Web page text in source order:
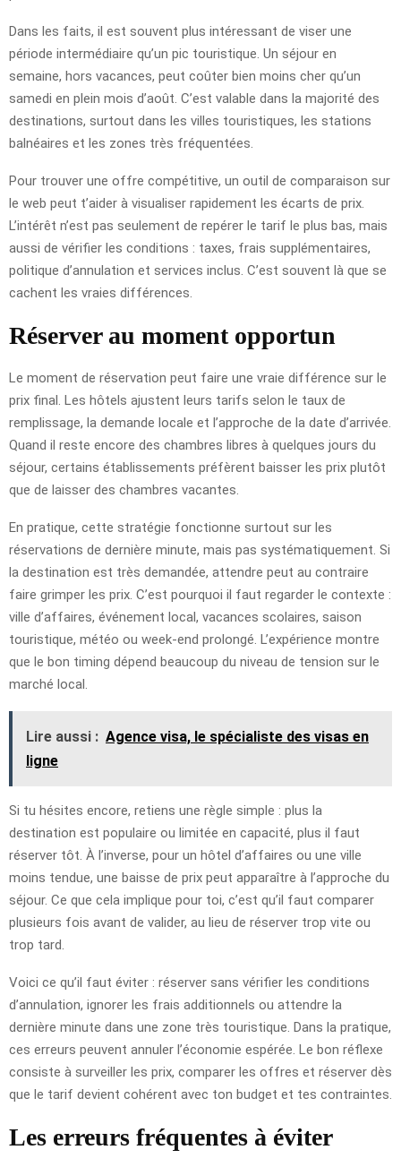
Dans les faits, il est souvent plus intéressant de viser une
période intermédiaire qu’un pic touristique. Un séjour en
semaine, hors vacances, peut coûter bien moins cher qu’un
samedi en plein mois d’août. C’est valable dans la majorité des
destinations, surtout dans les villes touristiques, les stations
balnéaires et les zones très fréquentées.
Pour trouver une offre compétitive, un outil de comparaison sur
le web peut t’aider à visualiser rapidement les écarts de prix.
L’intérêt n’est pas seulement de repérer le tarif le plus bas, mais
aussi de vérifier les conditions : taxes, frais supplémentaires,
politique d’annulation et services inclus. C’est souvent là que se
cachent les vraies différences.
Réserver au moment opportun
Le moment de réservation peut faire une vraie différence sur le
prix final. Les hôtels ajustent leurs tarifs selon le taux de
remplissage, la demande locale et l’approche de la date d’arrivée.
Quand il reste encore des chambres libres à quelques jours du
séjour, certains établissements préfèrent baisser les prix plutôt
que de laisser des chambres vacantes.
En pratique, cette stratégie fonctionne surtout sur les
réservations de dernière minute, mais pas systématiquement. Si
la destination est très demandée, attendre peut au contraire
faire grimper les prix. C’est pourquoi il faut regarder le contexte :
ville d’affaires, événement local, vacances scolaires, saison
touristique, météo ou week-end prolongé. L’expérience montre
que le bon timing dépend beaucoup du niveau de tension sur le
marché local.
Lire aussi : Agence visa, le spécialiste des visas en
ligne
Si tu hésites encore, retiens une règle simple : plus la
destination est populaire ou limitée en capacité, plus il faut
réserver tôt. À l’inverse, pour un hôtel d’affaires ou une ville
moins tendue, une baisse de prix peut apparaître à l’approche du
séjour. Ce que cela implique pour toi, c’est qu’il faut comparer
plusieurs fois avant de valider, au lieu de réserver trop vite ou
trop tard.
Voici ce qu’il faut éviter : réserver sans vérifier les conditions
d’annulation, ignorer les frais additionnels ou attendre la
dernière minute dans une zone très touristique. Dans la pratique,
ces erreurs peuvent annuler l’économie espérée. Le bon réflexe
consiste à surveiller les prix, comparer les offres et réserver dès
que le tarif devient cohérent avec ton budget et tes contraintes.
Les erreurs fréquentes à éviter